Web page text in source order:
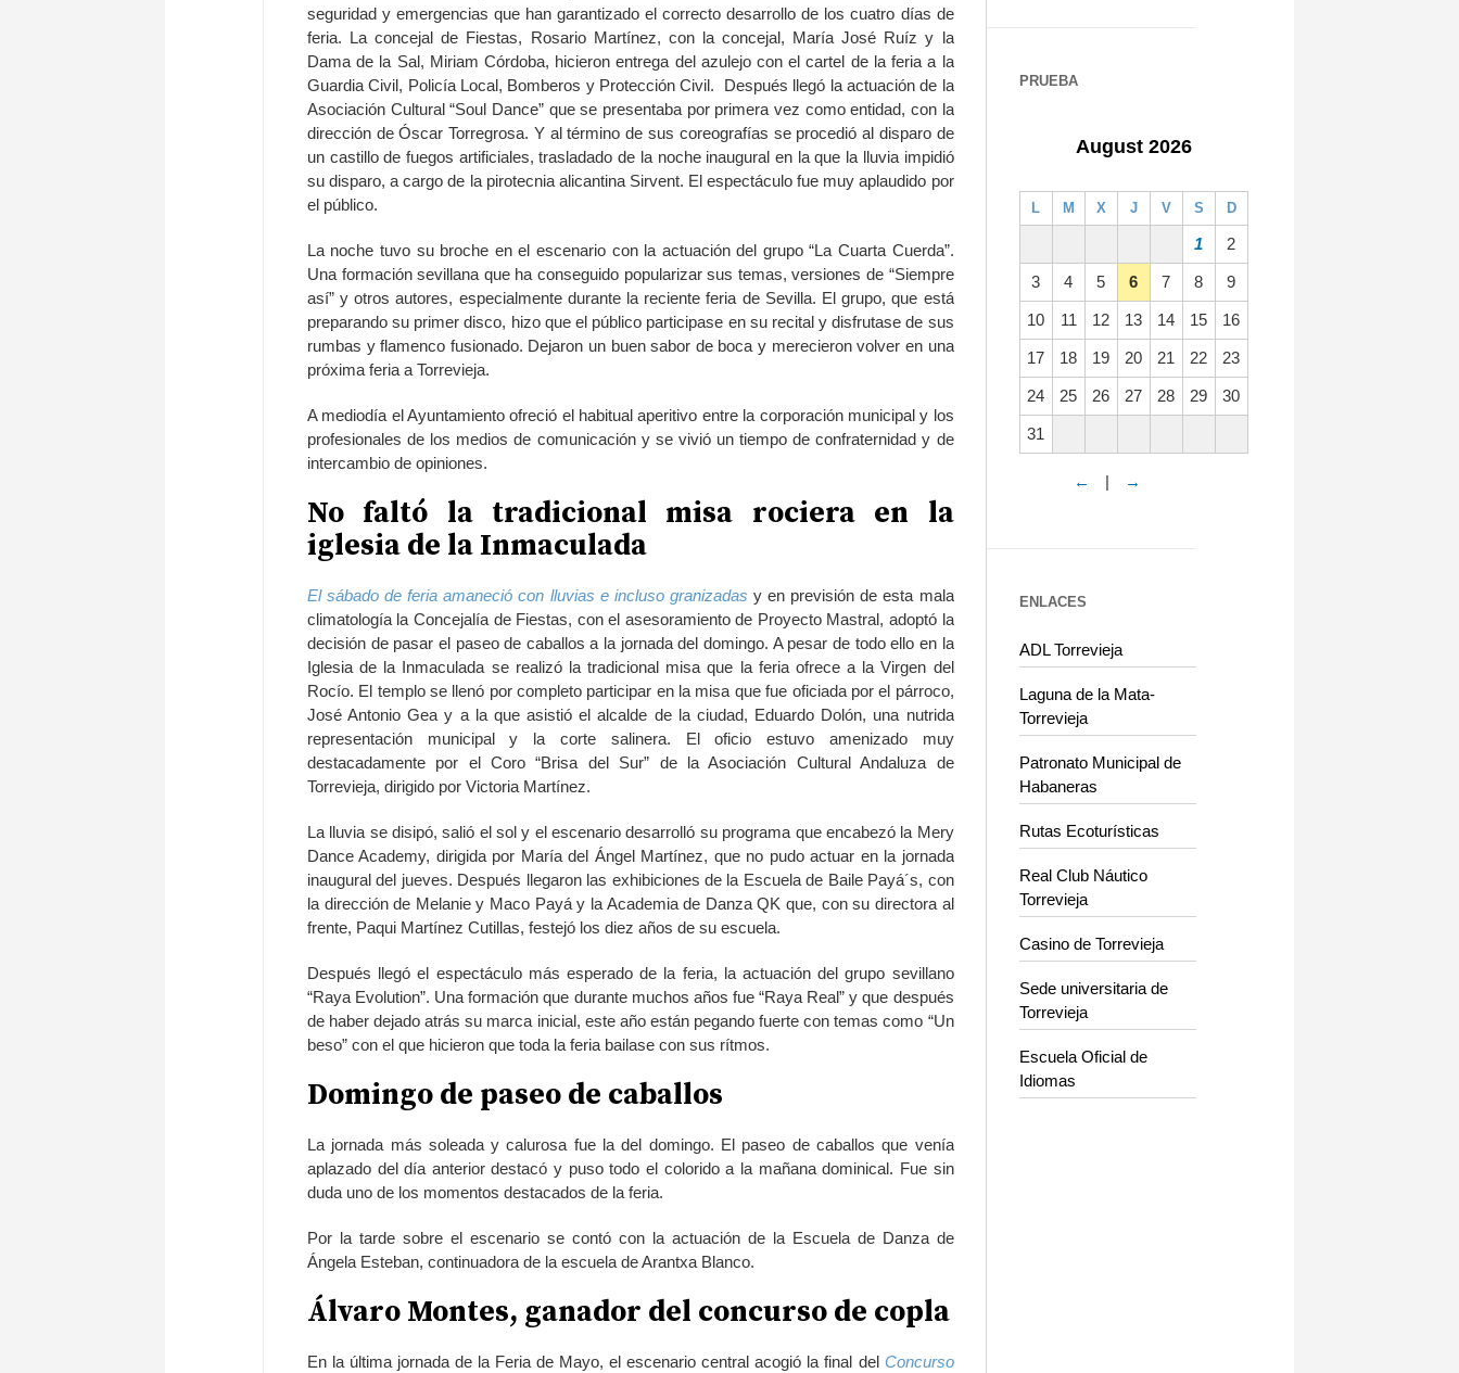
seguridad y emergencias que han garantizado el correcto desarrollo de los cuatro días de
feria. La concejal de Fiestas, Rosario Martínez, con la concejal, María José Ruíz y la
Dama de la Sal, Miriam Córdoba, hicieron entrega del azulejo con el cartel de la feria a la
Guardia Civil, Policía Local, Bomberos y Protección Civil. Después llegó la actuación de la
Asociación Cultural “Soul Dance” que se presentaba por primera vez como entidad, con la
dirección de Óscar Torregrosa. Y al término de sus coreografías se procedió al disparo de
un castillo de fuegos artificiales, trasladado de la noche inaugural en la que la lluvia impidió
su disparo, a cargo de la pirotecnia alicantina Sirvent. El espectáculo fue muy aplaudido por
el público.
La noche tuvo su broche en el escenario con la actuación del grupo “La Cuarta Cuerda”.
Una formación sevillana que ha conseguido popularizar sus temas, versiones de “Siempre
así” y otros autores, especialmente durante la reciente feria de Sevilla. El grupo, que está
preparando su primer disco, hizo que el público participase en su recital y disfrutase de sus
rumbas y flamenco fusionado. Dejaron un buen sabor de boca y merecieron volver en una
próxima feria a Torrevieja.
A mediodía el Ayuntamiento ofreció el habitual aperitivo entre la corporación municipal y los
profesionales de los medios de comunicación y se vivió un tiempo de confraternidad y de
intercambio de opiniones.
No faltó la tradicional misa rociera en la
iglesia de la Inmaculada
El sábado de feria amaneció con lluvias e incluso granizadas y en previsión de esta mala
climatología la Concejalía de Fiestas, con el asesoramiento de Proyecto Mastral, adoptó la
decisión de pasar el paseo de caballos a la jornada del domingo. A pesar de todo ello en la
Iglesia de la Inmaculada se realizó la tradicional misa que la feria ofrece a la Virgen del
Rocío. El templo se llenó por completo participar en la misa que fue oficiada por el párroco,
José Antonio Gea y a la que asistió el alcalde de la ciudad, Eduardo Dolón, una nutrida
representación municipal y la corte salinera. El oficio estuvo amenizado muy
destacadamente por el Coro “Brisa del Sur” de la Asociación Cultural Andaluza de
Torrevieja, dirigido por Victoria Martínez.
La lluvia se disipó, salió el sol y el escenario desarrolló su programa que encabezó la Mery
Dance Academy, dirigida por María del Ángel Martínez, que no pudo actuar en la jornada
inaugural del jueves. Después llegaron las exhibiciones de la Escuela de Baile Payá´s, con
la dirección de Melanie y Maco Payá y la Academia de Danza QK que, con su directora al
frente, Paqui Martínez Cutillas, festejó los diez años de su escuela.
Después llegó el espectáculo más esperado de la feria, la actuación del grupo sevillano
“Raya Evolution”. Una formación que durante muchos años fue “Raya Real” y que después
de haber dejado atrás su marca inicial, este año están pegando fuerte con temas como “Un
beso” con el que hicieron que toda la feria bailase con sus rítmos.
Domingo de paseo de caballos
La jornada más soleada y calurosa fue la del domingo. El paseo de caballos que venía
aplazado del día anterior destacó y puso todo el colorido a la mañana dominical. Fue sin
duda uno de los momentos destacados de la feria.
Por la tarde sobre el escenario se contó con la actuación de la Escuela de Danza de
Ángela Esteban, continuadora de la escuela de Arantxa Blanco.
Álvaro Montes, ganador del concurso de copla
En la última jornada de la Feria de Mayo, el escenario central acogió la final del Concurso
PRUEBA
August 2026
L M X J V S D
1 2
3 4 5 6 7 8 9
10 11 12 13 14 15 16
17 18 19 20 21 22 23
24 25 26 27 28 29 30
31
← | →
ENLACES
ADL Torrevieja
Laguna de la Mata-
Torrevieja
Patronato Municipal de
Habaneras
Rutas Ecoturísticas
Real Club Náutico
Torrevieja
Casino de Torrevieja
Sede universitaria de
Torrevieja
Escuela Oficial de
Idiomas